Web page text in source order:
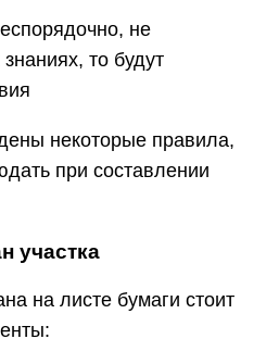
не
то будут
некоторые правила,
при составлении
участка
на листе бумаги стоит